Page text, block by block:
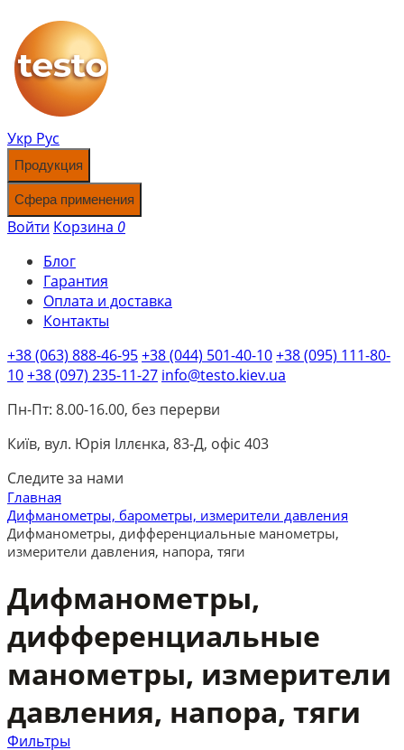
Укр Рус
Продукция
Сфера применения
Войти Корзина 0
Блог
Гарантия
Оплата и доставка
Контакты
+38 (063) 888-46-95+38 (044) 501-40-10+38 (095) 111-80-
10+38 (097) 235-11-27 info@testo.kiev.ua
Пн-Пт: 8.00-16.00, без перерви
Київ, вул. Юрія Іллєнка, 83-Д, офіс 403
Следите за нами
Главная
Дифманометры, барометры, измерители давления
Дифманометры, дифференциальные манометры,
измерители давления, напора, тяги
Дифманометры,
дифференциальные
манометры, измерители
давления, напора, тяги
Фильтры